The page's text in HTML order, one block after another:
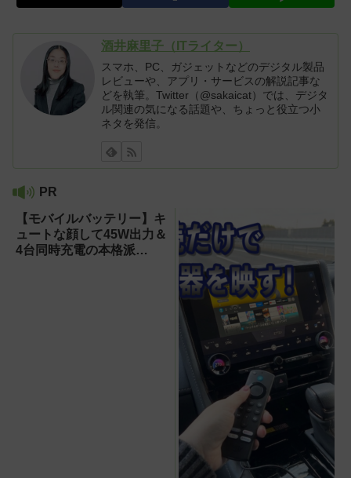
酒井麻里子（ITライター）
スマホ、PC、ガジェットなどのデジタル製品
レビューや、アプリ・サービスの解説記事な
どを執筆。Twitter（@sakaicat）では、デジタ
ル関連の気になる話題や、ちょっと役立つ小
ネタを発信。
PR
【モバイルバッテリー】キ
ュートな顔して45W出力＆
4台同時充電の本格派